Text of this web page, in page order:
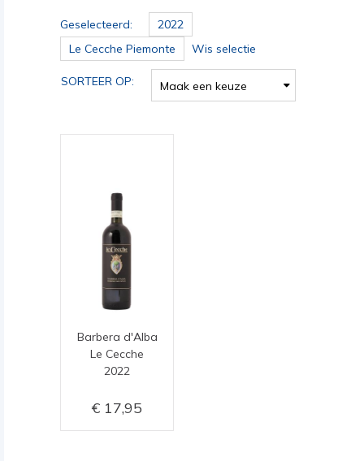
Geselecteerd:
2022
Le Cecche Piemonte
Wis selectie
SORTEER OP: Maak een keuze
Barbera d'Alba
Le Cecche
2022
17,95